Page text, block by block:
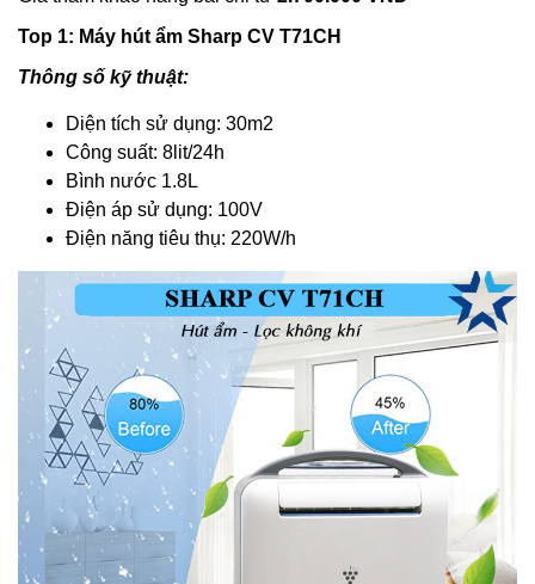
Top 1: Máy hút ẩm Sharp CV T71CH
Thông số kỹ thuật:
Diện tích sử dụng: 30m2
Công suất: 8lit/24h
Bình nước 1.8L
Điện áp sử dụng: 100V
Điện năng tiêu thụ: 220W/h